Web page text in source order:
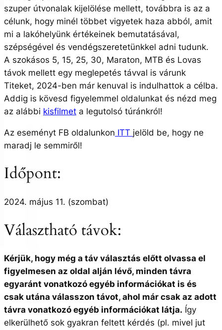
szuper útvonalak kijelölése mellett, továbbra is az a
célunk, hogy minél többet vigyetek haza abból, amit
mi a lakóhelyünk értékeinek bemutatásával,
szépségével és vendégszeretetünkkel adni tudunk.
A szokásos 5, 15, 25, 30, Maraton, MTB és Lovas
távok mellett egy meglepetés távval is várunk
Titeket, 2024-ben már kenuval is indulhattok a célba.
Addig is kövesd figyelemmel oldalunkat és nézd meg
az alábbi kisfilmet a legutolsó túránkról!
Az eseményt FB oldalunkon ITT jelöld be, hogy ne
maradj le semmiről!
Időpont:
2024. május 11. (szombat)
Választható távok:
Kérjük, hogy még a táv választás előtt olvassa el
figyelmesen az oldal alján lévő, minden távra
egyaránt vonatkozó egyéb információkat is és
csak utána válasszon távot, ahol már csak az adott
távra vonatkozó egyéb információkat látja. Így
elkerülhető sok gyakran feltett kérdés (pl. mivel jut